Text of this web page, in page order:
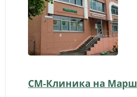
СМ-Клиника на